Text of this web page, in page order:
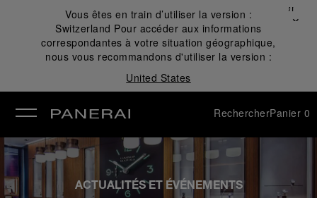
Vous êtes en train d’utiliser la version :
Switzerland Pour accéder aux informations
correspondantes à votre situation géographique,
nous vous recommandons d'utiliser la version :
United States
Fermer
✕
RechercherPanier 0
ACTUALITÉS ET ÉVÉNEMENTS